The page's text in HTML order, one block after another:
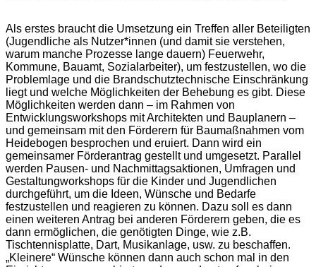
Als erstes braucht die Umsetzung ein Treffen aller Beteiligten
(Jugendliche als Nutzer*innen (und damit sie verstehen,
warum manche Prozesse lange dauern) Feuerwehr,
Kommune, Bauamt, Sozialarbeiter), um festzustellen, wo die
Problemlage und die Brandschutztechnische Einschränkung
liegt und welche Möglichkeiten der Behebung es gibt. Diese
Möglichkeiten werden dann – im Rahmen von
Entwicklungsworkshops mit Architekten und Bauplanern –
und gemeinsam mit den Förderern für Baumaßnahmen vom
Heidebogen besprochen und eruiert. Dann wird ein
gemeinsamer Förderantrag gestellt und umgesetzt. Parallel
werden Pausen- und Nachmittagsaktionen, Umfragen und
Gestaltungworkshops für die Kinder und Jugendlichen
durchgeführt, um die Ideen, Wünsche und Bedarfe
festzustellen und reagieren zu können. Dazu soll es dann
einen weiteren Antrag bei anderen Förderern geben, die es
dann ermöglichen, die genötigten Dinge, wie z.B.
Tischtennisplatte, Dart, Musikanlage, usw. zu beschaffen.
„Kleinere“ Wünsche können dann auch schon mal in den